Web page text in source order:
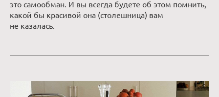
это самообман. И вы всегда будете об этом помнить,
какой бы красивой она (столешница) вам
не казалась.